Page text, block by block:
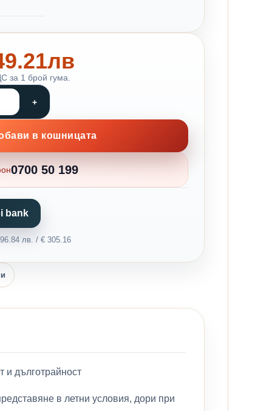
за 1 брой гума.
в кошницата
0700 50 199
bank
лв. / € 305.16
и дълготрайност
в летни условия, дори при